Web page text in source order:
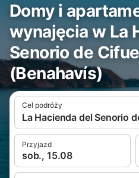
Domy i
wynajęcia w La
Senorio de
(Benahavís)
Cel podróży
La Hacienda del Senorio
Przyjazd
sob., 15.08